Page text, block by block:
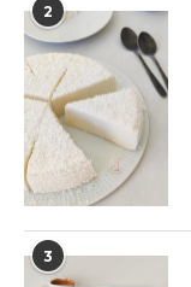
2
3